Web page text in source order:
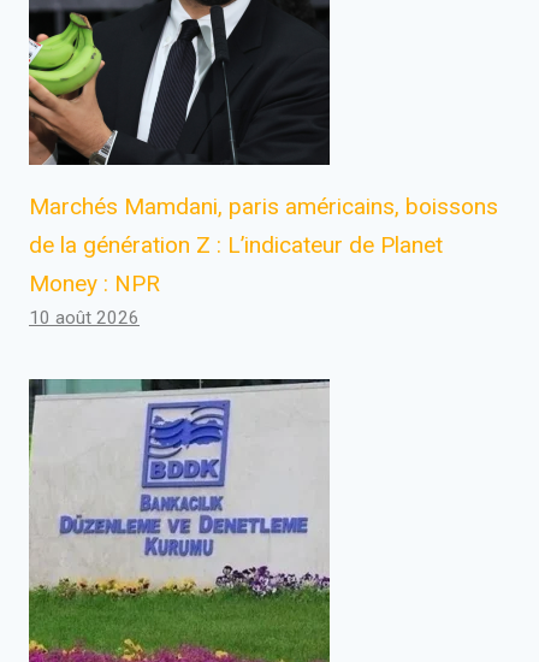
Marchés Mamdani, paris américains, boissons
de la génération Z : L’indicateur de Planet
Money : NPR
10 août 2026